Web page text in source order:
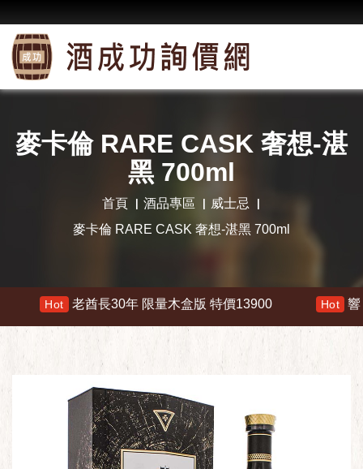
麥卡倫 RARE CASK 奢想-湛
黑 700ml
首頁 酒品專區
威士忌
麥卡倫 RARE CASK 奢想-湛黑 700ml
老酋長30年 限量木盒版 特價13900 Hot 響 30年 特